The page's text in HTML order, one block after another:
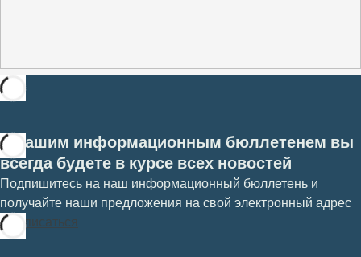
С нашим информационным бюллетенем вы
всегда будете в курсе всех новостей
Подпишитесь на наш информационный бюллетень и
получайте наши предложения на свой электронный адрес
Подписаться